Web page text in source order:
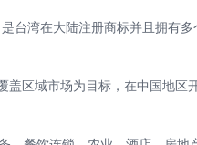
台湾在大陆注册商标并且拥有
区域市场为目标，在中国地